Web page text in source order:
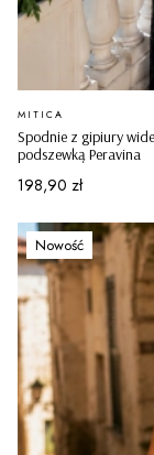
Spodnie z gipiury
podszewką Peravina
PRODUCENT
MITICA
Cena
198,90 zł
Nowość